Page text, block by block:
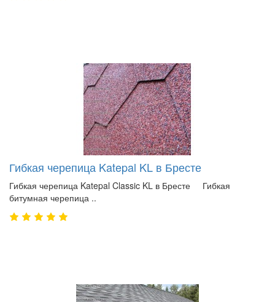
Гибкая черепица Katepal KL в Бресте
Гибкая черепица Katepal Classic KL в Бресте Гибкая
битумная черепица ..